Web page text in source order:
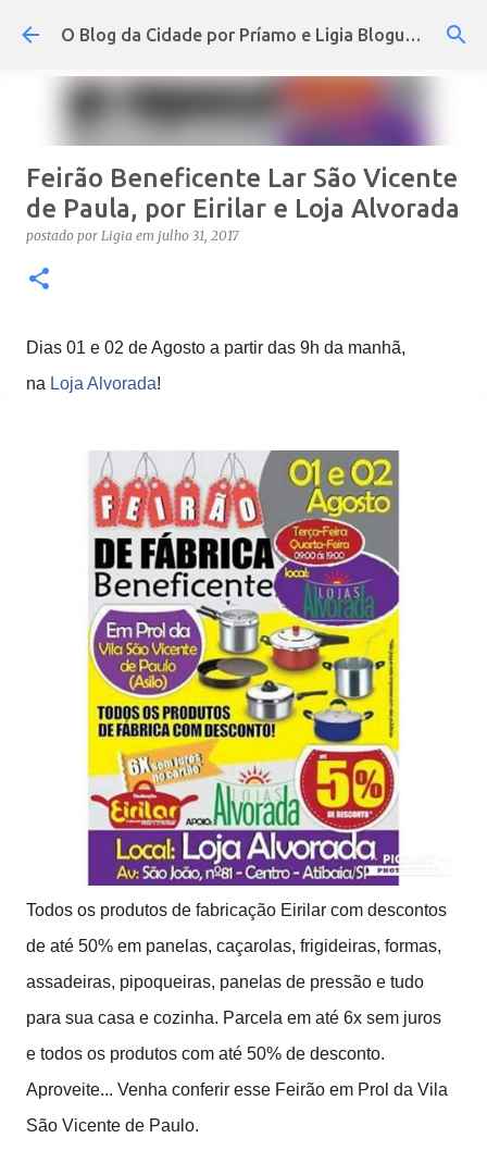
Pular para o conteúdo principal O Blog da Cidade por Príamo e Ligia Blogueira
Feirão Beneficente Lar São Vicente
de Paula, por Eirilar e Loja Alvorada
postado por Ligia em julho 31, 2017
Dias 01 e 02 de Agosto a partir das 9h da manhã,
na Loja Alvorada!
Todos os produtos de fabricação Eirilar com descontos
de até 50% em panelas, caçarolas, frigideiras, formas,
assadeiras, pipoqueiras, panelas de pressão e tudo
para sua casa e cozinha. Parcela em até 6x sem juros
e todos os produtos com até 50% de desconto.
Aproveite... Venha conferir esse Feirão em Prol da Vila
São Vicente de Paulo.